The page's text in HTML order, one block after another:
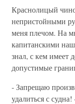
Краснолицый
непристойными
меня плечом. На
капитанскими
знал, с кем имеет
допустимые
- Запрещаю
удалиться с